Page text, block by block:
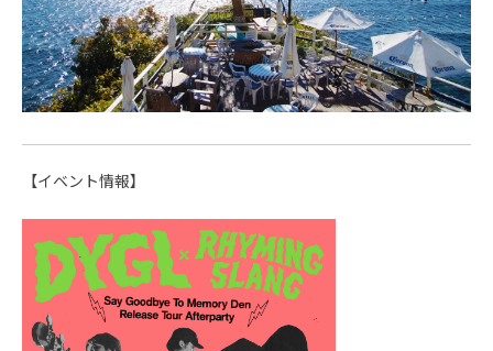
【イベント情報】